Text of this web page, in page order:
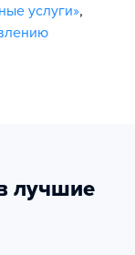
услуги»,
лучшие